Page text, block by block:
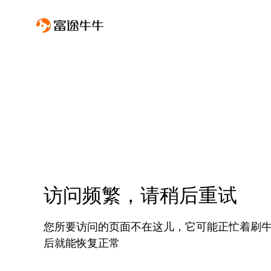
访问频繁，请稍后重试
您所要访问的页面不在这儿，它可能正忙着刷
后就能恢复正常